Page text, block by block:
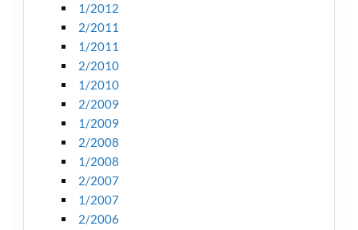
1/2012
2/2011
1/2011
2/2010
1/2010
2/2009
1/2009
2/2008
1/2008
2/2007
1/2007
2/2006